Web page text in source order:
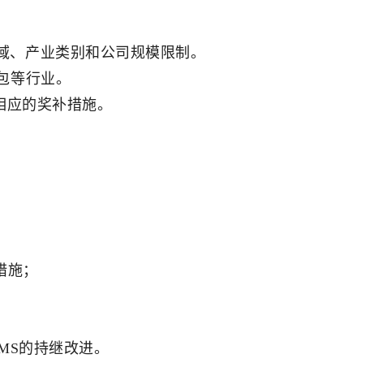
产业类别和公司规模限制。
行业。
应的奖补措施。
；
的持继改进。